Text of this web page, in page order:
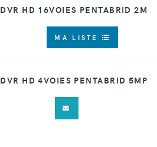
DVR HD 16VOIES PENTABRID 2M
MA LISTE
DVR HD 4VOIES PENTABRID 5MP